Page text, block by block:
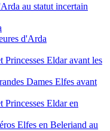
au statut incertain
d'Arda
Princesses Eldar avant les
Dames Elfes avant
Princesses Eldar en
Elfes en Beleriand au